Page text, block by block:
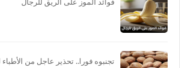
تجنبوه فورا.. تحذير عاجل من الأطباء